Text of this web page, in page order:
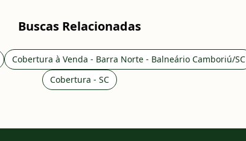
Buscas Relacionadas
Cobertura à Venda - Barra Norte - Balneário Camboriú/SC
Cobertura - SC